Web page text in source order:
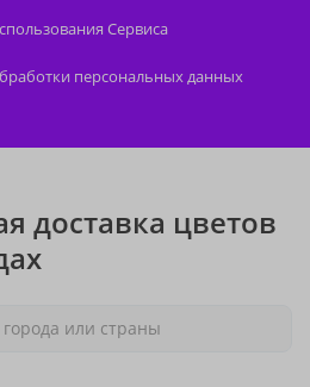
Сервиса
персональных данных
доставка цветов
или страны